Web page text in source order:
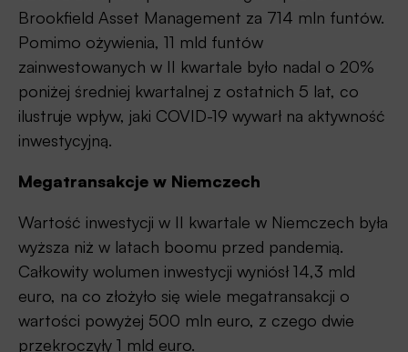
Brookfield Asset Management za 714 mln funtów.
Pomimo ożywienia, 11 mld funtów
zainwestowanych w II kwartale było nadal o 20%
poniżej średniej kwartalnej z ostatnich 5 lat, co
ilustruje wpływ, jaki COVID-19 wywarł na aktywność
inwestycyjną.
Megatransakcje w Niemczech
Wartość inwestycji w II kwartale w Niemczech była
wyższa niż w latach boomu przed pandemią.
Całkowity wolumen inwestycji wyniósł 14,3 mld
euro, na co złożyło się wiele megatransakcji o
wartości powyżej 500 mln euro, z czego dwie
przekroczyły 1 mld euro.